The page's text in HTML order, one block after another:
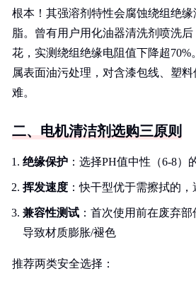
根本！其强溶剂特性会腐蚀绕组绝
脂。曾有用户用化油器清洗剂喷洗
花，实测绕组绝缘电阻值下降超70%
属表面油污处理，对含漆包线、塑
难。
二、电机清洁剂选购三原则
绝缘保护 ：选择PH值中性（6-8）
挥发速度 ：快干型优于需擦拭的
兼容性测试 ：首次使用前在废弃
导致材质膨胀/褪色
推荐两类安全选择：